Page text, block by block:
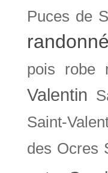
Puces de
pois
robe
Valentin
Saint-
des Ocres